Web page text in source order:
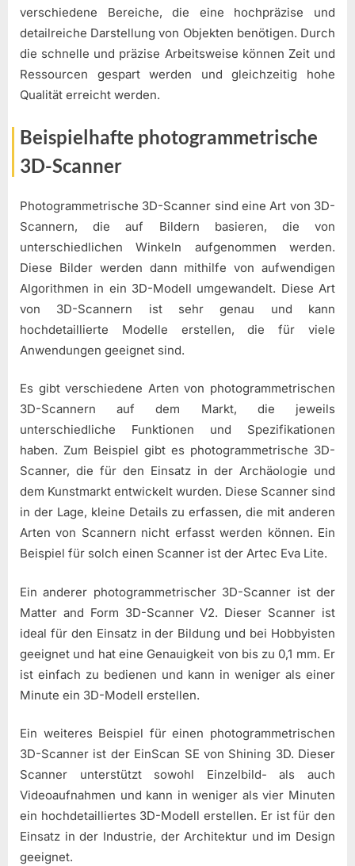
verschiedene Bereiche, die eine hochpräzise und
detailreiche Darstellung von Objekten benötigen. Durch
die schnelle und präzise Arbeitsweise können Zeit und
Ressourcen gespart werden und gleichzeitig hohe
Qualität erreicht werden.
Beispielhafte photogrammetrische
3D-Scanner
Photogrammetrische 3D-Scanner sind eine Art von 3D-
Scannern, die auf Bildern basieren, die von
unterschiedlichen Winkeln aufgenommen werden.
Diese Bilder werden dann mithilfe von aufwendigen
Algorithmen in ein 3D-Modell umgewandelt. Diese Art
von 3D-Scannern ist sehr genau und kann
hochdetaillierte Modelle erstellen, die für viele
Anwendungen geeignet sind.
Es gibt verschiedene Arten von photogrammetrischen
3D-Scannern auf dem Markt, die jeweils
unterschiedliche Funktionen und Spezifikationen
haben. Zum Beispiel gibt es photogrammetrische 3D-
Scanner, die für den Einsatz in der Archäologie und
dem Kunstmarkt entwickelt wurden. Diese Scanner sind
in der Lage, kleine Details zu erfassen, die mit anderen
Arten von Scannern nicht erfasst werden können. Ein
Beispiel für solch einen Scanner ist der Artec Eva Lite.
Ein anderer photogrammetrischer 3D-Scanner ist der
Matter and Form 3D-Scanner V2. Dieser Scanner ist
ideal für den Einsatz in der Bildung und bei Hobbyisten
geeignet und hat eine Genauigkeit von bis zu 0,1 mm. Er
ist einfach zu bedienen und kann in weniger als einer
Minute ein 3D-Modell erstellen.
Ein weiteres Beispiel für einen photogrammetrischen
3D-Scanner ist der EinScan SE von Shining 3D. Dieser
Scanner unterstützt sowohl Einzelbild- als auch
Videoaufnahmen und kann in weniger als vier Minuten
ein hochdetailliertes 3D-Modell erstellen. Er ist für den
Einsatz in der Industrie, der Architektur und im Design
geeignet.